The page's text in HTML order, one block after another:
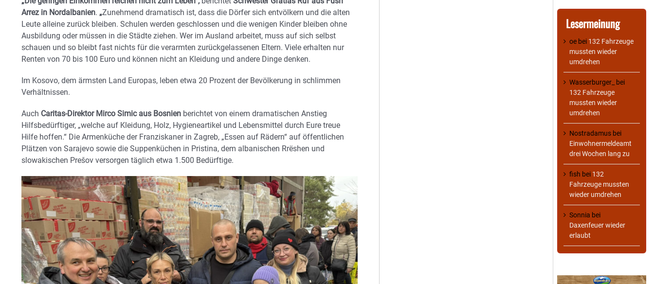
Arrez in Nordalbanien. „Zunehmend dramatisch ist, dass die Dörfer sich entvölkern und die alten
Leute alleine zurück bleiben. Schulen werden geschlossen und die wenigen Kinder bleiben ohne
Ausbildung oder müssen in die Städte ziehen. Wer im Ausland arbeitet, muss auf sich selbst
schauen und so bleibt fast nichts für die verarmten zurückgelassenen Eltern. Viele erhalten nur
Renten von 70 bis 100 Euro und können nicht an Kleidung und andere Dinge denken.
Im Kosovo, dem ärmsten Land Europas, leben etwa 20 Prozent der Bevölkerung in schlimmen
Verhältnissen.
Auch Caritas-Direktor Mirco Simic aus Bosnien berichtet von einem dramatischen Anstieg
Hilfsbedürftiger, „welche auf Kleidung, Holz, Hygieneartikel und Lebensmittel durch Eure treue
Hilfe hoffen.“ Die Armenküche der Franziskaner in Zagreb, „Essen auf Rädern“ auf öffentlichen
Plätzen von Sarajevo sowie die Suppenküchen in Pristina, dem albanischen Rrëshen und
slowakischen Prešov versorgen täglich etwa 1.500 Bedürftige.
Lesermeinung
oe bei 132 Fahrzeuge
mussten wieder
umdrehen
Wasserburger_
bei
132 Fahrzeuge
mussten wieder
umdrehen
Nostradamus bei
Einwohnermeldeamt
drei Wochen lang zu
fish bei 132
Fahrzeuge mussten
wieder umdrehen
Sonnia bei
Daxenfeuer wieder
erlaubt